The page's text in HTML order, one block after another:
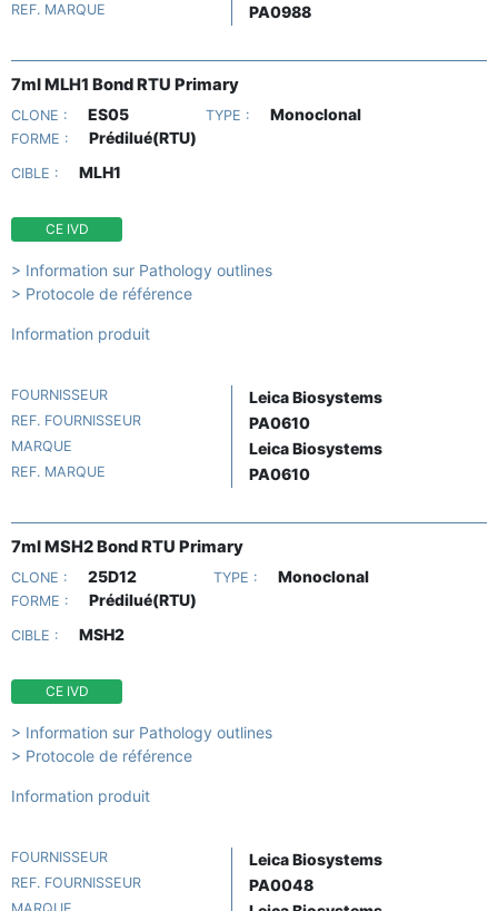
REF. MARQUE PA0988
7ml MLH1 Bond RTU Primary
CLONE : ES05 TYPE : Monoclonal
FORME : Prédilué(RTU)
CIBLE : MLH1
CE IVD
> Information sur Pathology outlines
> Protocole de référence
Information produit
FOURNISSEUR Leica Biosystems
REF. FOURNISSEUR PA0610
MARQUE Leica Biosystems
REF. MARQUE PA0610
7ml MSH2 Bond RTU Primary
CLONE : 25D12 TYPE : Monoclonal
FORME : Prédilué(RTU)
CIBLE : MSH2
CE IVD
> Information sur Pathology outlines
> Protocole de référence
Information produit
FOURNISSEUR Leica Biosystems
REF. FOURNISSEUR PA0048